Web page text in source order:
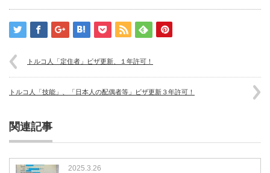
トルコ人「定住者」ビザ更新、１年許可！
トルコ人「技能」、「日本人の配偶者等」ビザ更新３年許可！
関連記事
2025.3.26